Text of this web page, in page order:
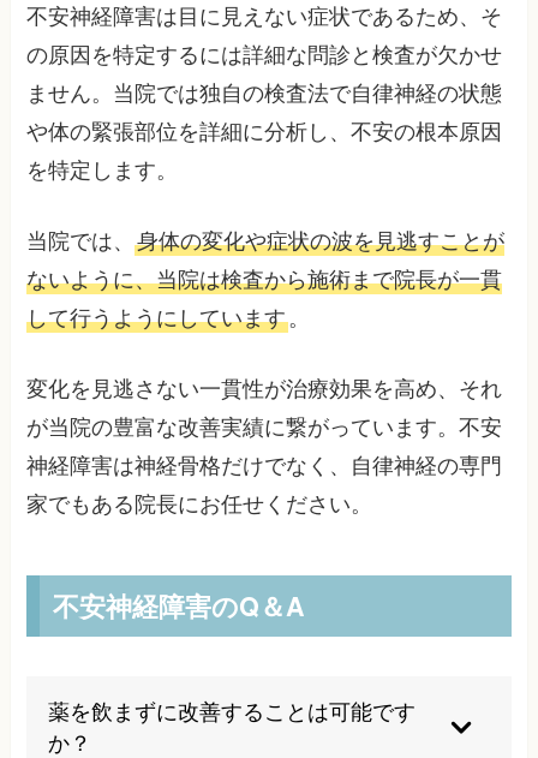
不安神経障害は目に見えない症状であるため、そ
の原因を特定するには詳細な問診と検査が欠かせ
ません。当院では独自の検査法で自律神経の状態
や体の緊張部位を詳細に分析し、不安の根本原因
を特定します。
当院では、身体の変化や症状の波を見逃すことが
ないように、当院は検査から施術まで院長が一貫
して行うようにしています。
変化を見逃さない一貫性が治療効果を高め、それ
が当院の豊富な改善実績に繋がっています。不安
神経障害は神経骨格だけでなく、自律神経の専門
家でもある院長にお任せください。
不安神経障害のQ＆A
薬を飲まずに改善することは可能です
か？